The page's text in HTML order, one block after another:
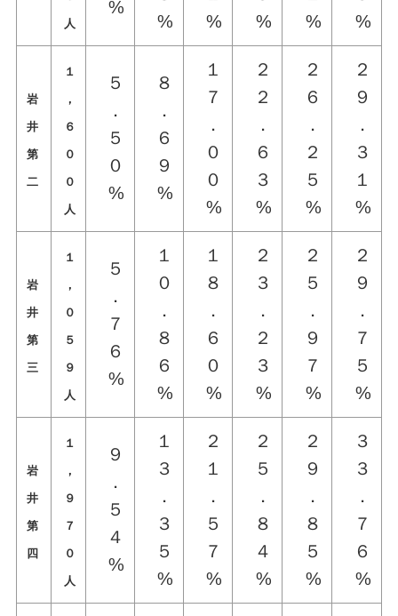
人
%
%
%
%
%
%
岩
井
第
二
１
，
６
０
０
人
５
．
５
０
%
８
．
６
９
%
１
７
．
０
０
%
２
２
．
６
３
%
２
６
．
２
５
%
２
９
．
３
１
%
岩
井
第
三
１
，
０
５
９
人
５
．
７
６
%
１
０
．
８
６
%
１
８
．
６
０
%
２
３
．
２
３
%
２
５
．
９
７
%
２
９
．
７
５
%
岩
井
第
四
１
，
９
７
０
人
９
．
５
４
%
１
３
．
３
５
%
２
１
．
５
７
%
２
５
．
８
４
%
２
９
．
８
５
%
３
３
．
７
６
%